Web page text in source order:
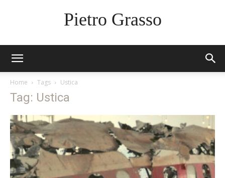
Pietro Grasso
Home Tags Ustica
Tag: Ustica